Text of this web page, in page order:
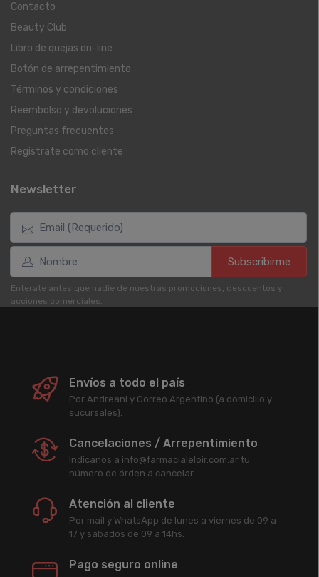
Contacto
Beauty Club
Libro de quejas on-line
Botón de arrepentimiento
Términos y condiciones
Reembolso y devoluciones
Preguntas frecuentes
Registrate como cliente
Newsletter
Subscribirme
Enterate antes que nadie de nuestras promociones, descuentos y
acciones comerciales.
Envíos a todo el país
Por Andreani y Correo Argentino (a domicilio y
sucursales).
Cancelaciones / Arrepentimiento
Indicanos a info@farmacialeloir.com.ar tu
número de órden a cancelar.
Atención al cliente
Por mail y WhatsApp de lunes a viernes de 09 a
17 y sábados de 09 a 14hs.
Pago seguro online